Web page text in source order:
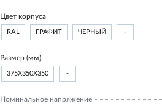
Цвет корпуса
RAL ГРАФИТ ЧЕРНЫЙ -
Размер (мм)
375Х350Х350 -
Номинальное напряжение